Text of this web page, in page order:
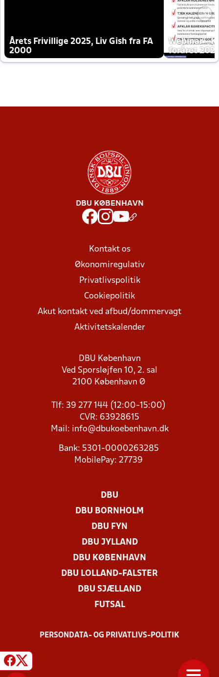
Årets Frivillige 2025, Liv Gish fra FA
2000
Webinar -
foråret
DBU KØBENHAVN
Kontakt os
Økonomiregulativ
Privatlivspolitik
Cookiepolitik
Akut kontakt ved afbud/dommervagt
Aktivitetskalender
DBU København
Ved Sporsløjfen 10, 2. sal
2100 København Ø
Tlf: 39 277 144 (12:00-15:00)
CVR: 63928615
Mail: info@dbukoebenhavn.dk
Bank: 5301-0000263285
MobilePay: 27739
DBU
DBU BORNHOLM
DBU FYN
DBU JYLLAND
DBU KØBENHAVN
DBU LOLLAND-FALSTER
DBU SJÆLLAND
FUTSAL
PERSONDATA- OG PRIVATLIVS-POLITIK